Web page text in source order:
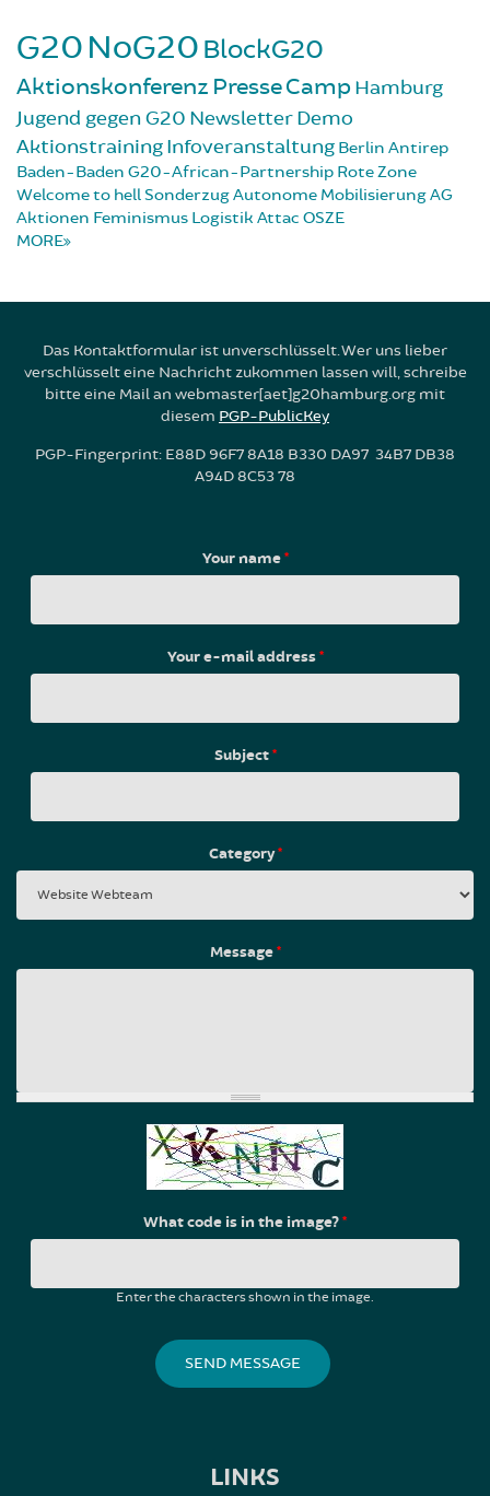
G20NoG20 BlockG20
Aktionskonferenz PresseCampHamburg
Jugend gegen G20 NewsletterDemo
AktionstrainingInfoveranstaltung Berlin Antirep
Baden-Baden G20-African-Partnership Rote Zone
Welcome to hellSonderzugAutonome MobilisierungAG
Aktionen Feminismus Logistik Attac OSZE
MORE
Das Kontaktformular ist unverschlüsselt. Wer uns lieber
verschlüsselt eine Nachricht zukommen lassen will, schreibe
bitte eine Mail an webmaster[aet]g20hamburg.org mit
diesem PGP-PublicKey
PGP-Fingerprint: E88D 96F7 8A18 B330 DA97 34B7 DB38
A94D 8C53 78
Your name*
Your e-mail address*
Subject*
Category*
Message*
What code is in the image?*
Enter the characters shown in the image.
LINKS